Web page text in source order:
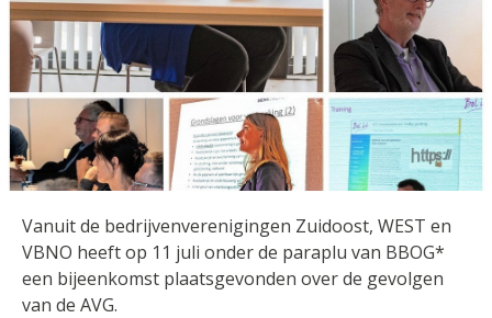
Vanuit de bedrijvenverenigingen Zuidoost, WEST en
VBNO heeft op 11 juli onder de paraplu van BBOG*
een bijeenkomst plaatsgevonden over de gevolgen
van de AVG.